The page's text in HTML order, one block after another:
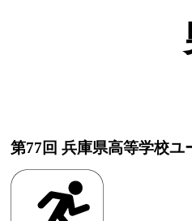
第77回 兵庫県高等学校